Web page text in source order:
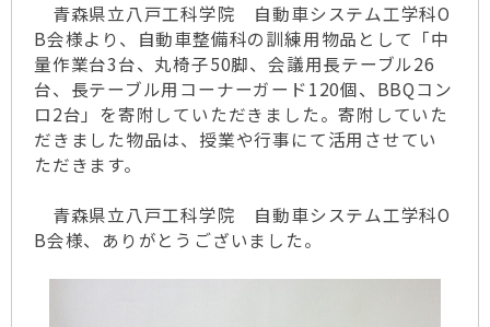
青森県立八戸工科学院 自動車システム工学科O
B会様より、自動車整備科の訓練用物品として「中
量作業台3台、丸椅子50脚、会議用長テーブル26
台、長テーブル用コーナーガード120個、BBQコン
ロ2台」を寄附していただきました。寄附していた
だきました物品は、授業や行事にて活用させてい
ただきます。
青森県立八戸工科学院 自動車システム工学科O
B会様、ありがとうございました。